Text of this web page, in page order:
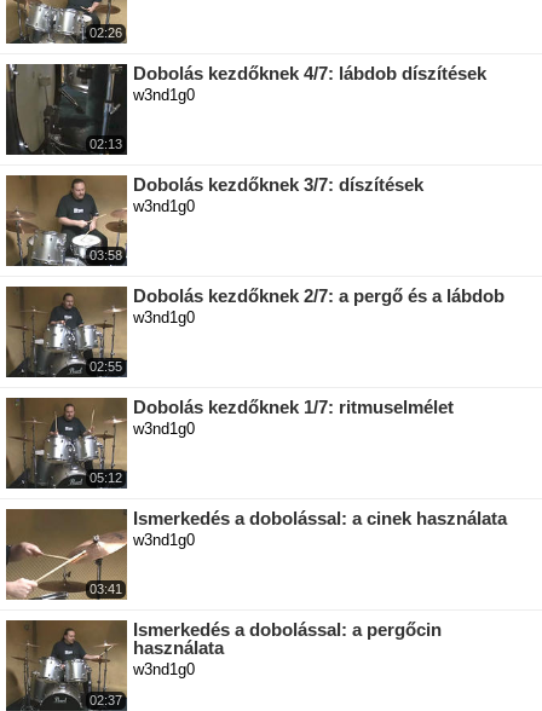
02:26
02:13
Dobolás kezdőknek 4/7: lábdob díszítések
w3nd1g0
03:58
Dobolás kezdőknek 3/7: díszítések
w3nd1g0
02:55
Dobolás kezdőknek 2/7: a pergő és a lábdob
w3nd1g0
05:12
Dobolás kezdőknek 1/7: ritmuselmélet
w3nd1g0
03:41
Ismerkedés a dobolással: a cinek használata
w3nd1g0
02:37
Ismerkedés a dobolással: a pergőcin
használata
w3nd1g0